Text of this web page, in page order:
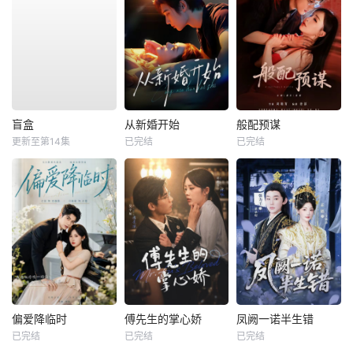
盲盒
更新至第14集
从新婚开始
已完结
般配预谋
已完结
偏爱降临时
已完结
傅先生的掌心娇
已完结
凤阙一诺半生错
已完结